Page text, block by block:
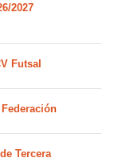
2027
Futsal
Tercera